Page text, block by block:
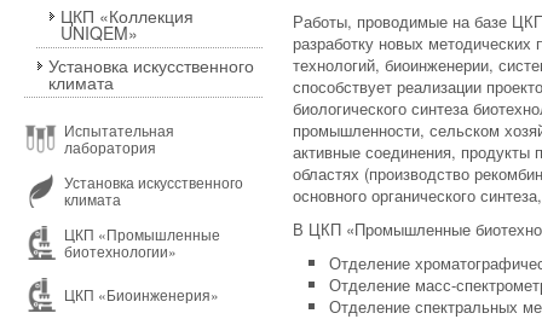
ЦКП «Коллекция
UNIQEM»
Установка искусственного
климата
Испытательная
лаборатория
Установка искусственного
климата
ЦКП «Промышленные
биотехнологии»
ЦКП «Биоинженерия»
Работы, проводимые на базе
разработку новых
технологий, биоинженерии,
способствует реализации
биологического синтеза
промышленности, сельском
активные соединения,
областях (производство
основного органического
В ЦКП «Промышленные
Отделение
Отделение масс-
Отделение спектральных